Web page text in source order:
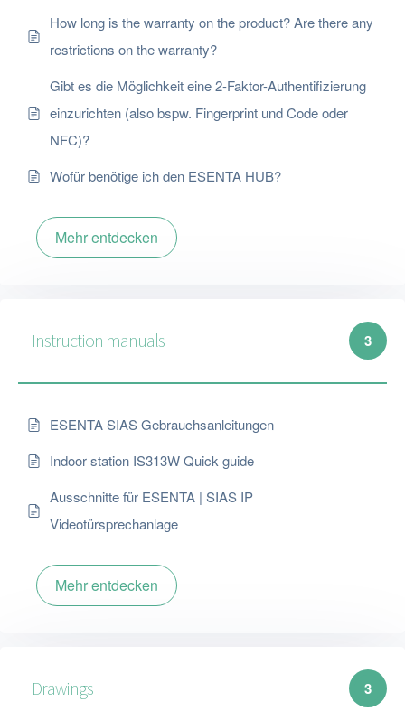
How long is the warranty on the product? Are there any
restrictions on the warranty?
Gibt es die Möglichkeit eine 2-Faktor-Authentifizierung
einzurichten (also bspw. Fingerprint und Code oder
NFC)?
Wofür benötige ich den ESENTA HUB?
Mehr entdecken
Instruction manuals 3
ESENTA SIAS Gebrauchsanleitungen
Indoor station IS313W Quick guide
Ausschnitte für ESENTA | SIAS IP
Videotürsprechanlage
Mehr entdecken
Drawings 3